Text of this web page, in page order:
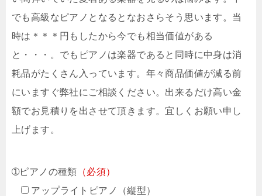
でも高級なピアノとなるとなおさらそう思います。当
時は＊＊＊円もしたから今でも相当価値がある
と・・・。でもピアノは楽器であると同時に中身は消
耗品がたくさん入っています。年々商品価値が減る前
にいますぐ弊社にご相談ください。出来るだけ高い金
額でお見積りを出させて頂きます。宜しくお願い申し
上げます。
➀ピアノの種類 （必須）
アップライトピアノ（縦型）